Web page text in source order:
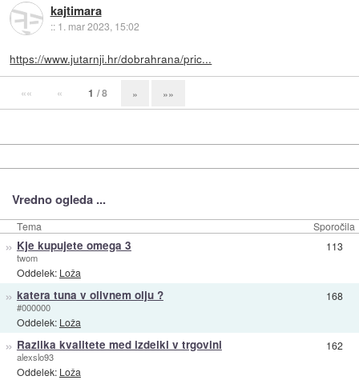
kajtimara
:: 1. mar 2023, 15:02
https://www.jutarnji.hr/dobrahrana/pric...
«« « 1 / 8 » »»
Vredno ogleda ...
Tema Sporočila
» Kje kupujete omega 3
twom
Oddelek: Loža
113
» katera tuna v olivnem olju ?
#000000
Oddelek: Loža
168
» Razlika kvalitete med izdelki v trgovini
alexslo93
Oddelek: Loža
162